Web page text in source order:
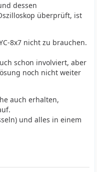
dessen
überprüft, ist
8x7 nicht zu brauchen.
schon involviert, aber
noch nicht weiter
auch erhalten,
und alles in einem